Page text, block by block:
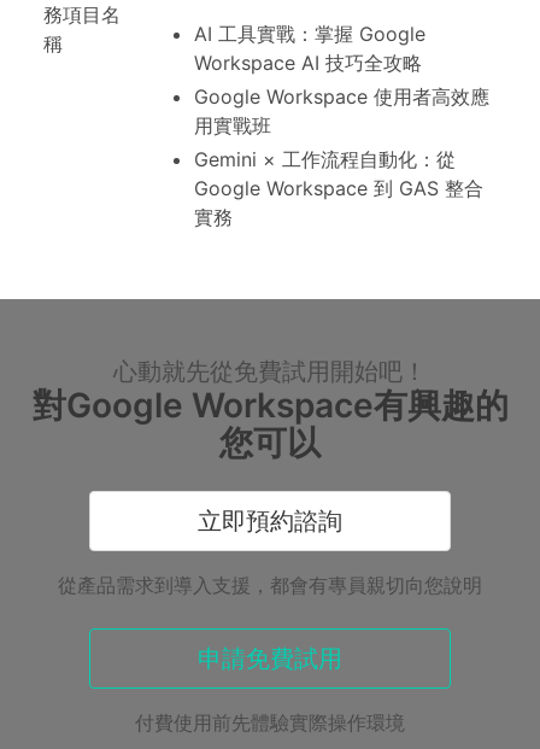
務項目名
稱
AI 工具實戰：掌握 Google
Workspace AI 技巧全攻略
Google Workspace 使用者高效應
用實戰班
Gemini × 工作流程自動化：從
Google Workspace 到 GAS 整合
實務
心動就先從免費試用開始吧！
對Google Workspace有興趣的
您可以
立即預約諮詢
從產品需求到導入支援，都會有專員親切向您說明
申請免費試用
付費使用前先體驗實際操作環境